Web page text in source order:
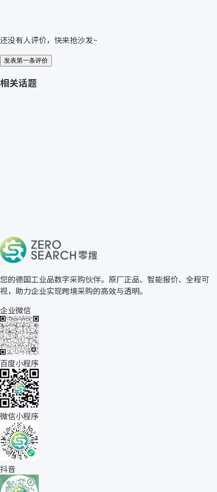
还没有人评价，快来抢沙发~
发表第一条评价
相关话题
关于零搜
您的德国工业品数字采购伙伴。原厂正品、智能报价、全程可
视，助力企业实现跨境采购的高效与透明。
企业微信
百度小程序
微信小程序
抖音